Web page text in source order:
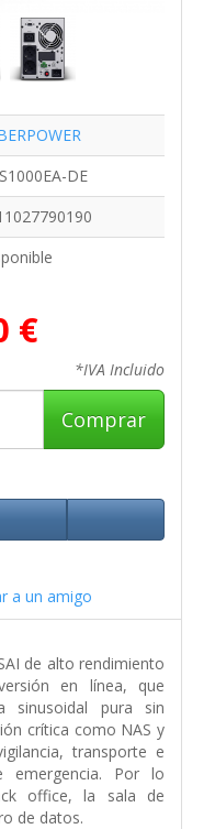
DE
€
*IVA Incluido
Comprar
a un amigo
de alto rendimiento
en línea, que
sinusoidal pura sin
crítica como NAS y
transporte e
emergencia. Por lo
office, la sala de
de datos.